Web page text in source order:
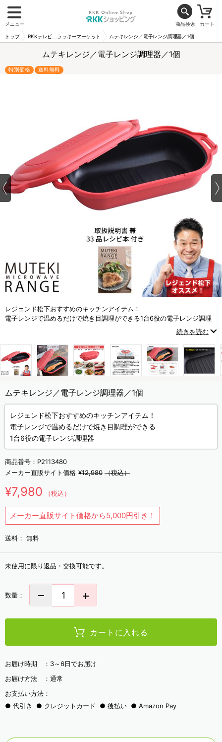
メニュー 商品検索 カート
トップ RKKテレビ ラッキーマーケット ムテキレンジ／電子レンジ調理器／1個
ムテキレンジ／電子レンジ調理器／1個
特別価格 送料無料
レジェンド松下おすすめのキッチンアイテム！
電子レンジで温めるだけで焼き目調理ができる1台6役の電子レンジ調理
続きを読む
ムテキレンジ／電子レンジ調理器／1個
レジェンド松下おすすめのキッチンアイテム！
電子レンジで温めるだけで焼き目調理ができる
1台6役の電子レンジ調理器
商品番号： P2113480
メーカー直販サイト価格 ¥12,980 （税込）
¥7,980 （税込）
メーカー直販サイト価格から5,000円引き！
送料： 無料
未使用に限り返品・交換可能です。
数量：
カートに入れる
お届け時期 ： 3～6日でお届け
お届け方法 ： 通常
お支払い方法：
代引き
クレジットカード 後払い Amazon Pay